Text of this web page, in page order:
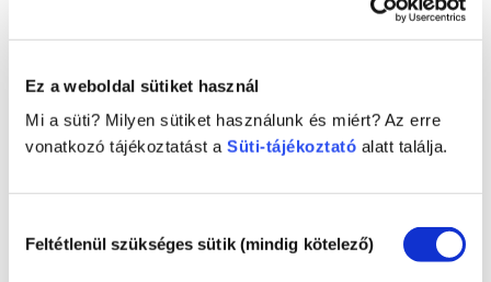
Ez a weboldal sütiket használ
Mi a süti? Milyen sütiket használunk és miért? Az erre
vonatkozó tájékoztatást a Süti-tájékoztató alatt találja.
kiválasztása
Feltétlenül szükséges sütik (mindig kötelező)
Kérjük vegye figyelembe, hogy eltérő szabályozások
vonatkozhatnak az összetevőkre az Európai Unión
kívül.
A kozmetikumok